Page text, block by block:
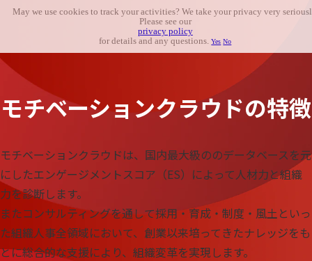
モチベーションクラウドの特徴
モチベーションクラウドは、国内最大級ののデータベースを元
にしたエンゲージメントスコア（ES）によって人材力と組織
力を診断します。
またコンサルティングを通して採用・育成・制度・風土といっ
た組織人事全領域において、創業以来培ってきたナレッジをも
とに総合的な支援により、組織変革を実現します。
May we use cookies to track your activities? We take your privacy very
Please see our
privacy policy
for details and any questions.Yes No